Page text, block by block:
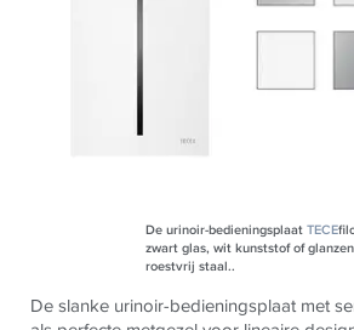
De urinoir-bedieningsplaatTECE
zwart glas, wit kunststof of
roestvrij staal..
De slanke urinoir-bedieningsplaat met